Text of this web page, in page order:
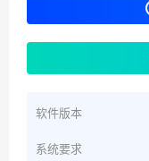
软件版本
系统要求